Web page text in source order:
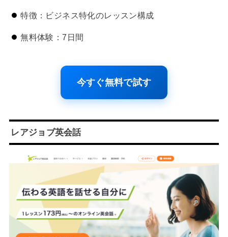
特徴：ビジネス特化のレッスン構成
無料体験：7日間
今すぐ無料で試す
レアジョブ英会話